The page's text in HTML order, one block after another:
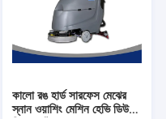
কালো রঙ হার্ড সারফেস মেঝের
স্নান ওয়াশিং মেশিন হেভি ডিউটি ​​